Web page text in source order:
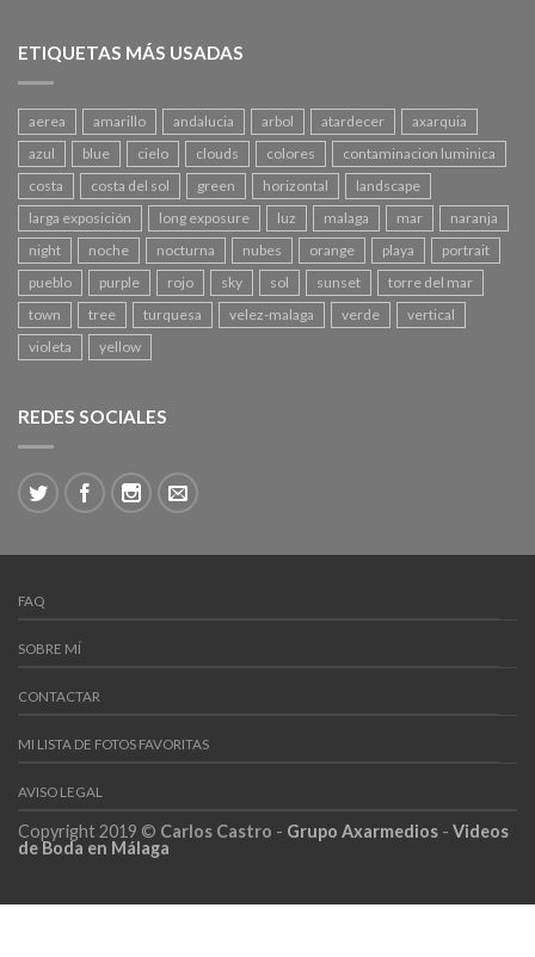
ETIQUETAS MÁS USADAS
aerea amarillo andalucia arbol atardecer
axarquia
azul
blue cielo clouds colores
contaminacion luminica
costa
costa del sol green horizontal
landscape
larga exposición
long exposure luz malaga mar
naranja
night
noche nocturna nubes orange playa
portrait
pueblo
purple rojo sky sol sunset
torre del mar
town
tree turquesa velez-malaga verde
vertical
violeta
yellow
REDES SOCIALES
FAQ
SOBRE MÍ
CONTACTAR
MI LISTA DE FOTOS FAVORITAS
AVISO LEGAL
Copyright 2019 © Carlos Castro - Grupo Axarmedios - Videos
de Boda en Málaga